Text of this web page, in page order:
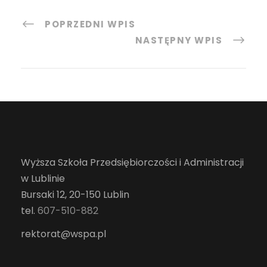
POPRZEDNI WPIS
NASTĘPNY WPIS
Wyższa Szkoła Przedsiębiorczości i Administracji
w Lublinie
Bursaki 12, 20-150 Lublin
tel. 607-510-882
rektorat@wspa.pl